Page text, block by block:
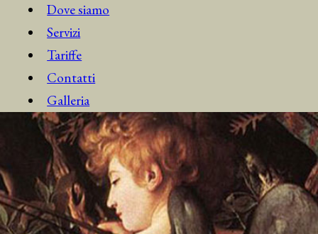
Dove siamo
Servizi
Tariffe
Contatti
Galleria